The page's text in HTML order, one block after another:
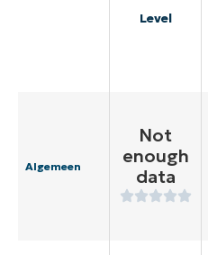
Level
Algemeen
Not
enough
data